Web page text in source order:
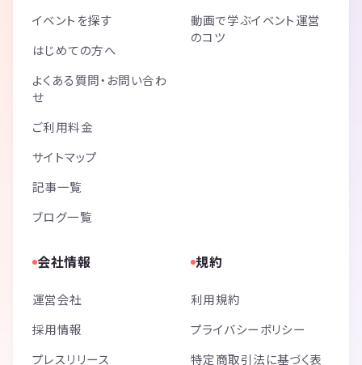
イベントを探す
はじめての方へ
よくある質問・お問い合わ
せ
ご利用料金
サイトマップ
記事一覧
ブログ一覧
動画で学ぶイベント運営
のコツ
会社情報
運営会社
採用情報
プレスリリース
規約
利用規約
プライバシーポリシー
特定商取引法に基づく表